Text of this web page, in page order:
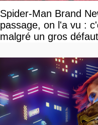
Spider-Man Brand
passage, on l'a vu :
malgré un gros défaut